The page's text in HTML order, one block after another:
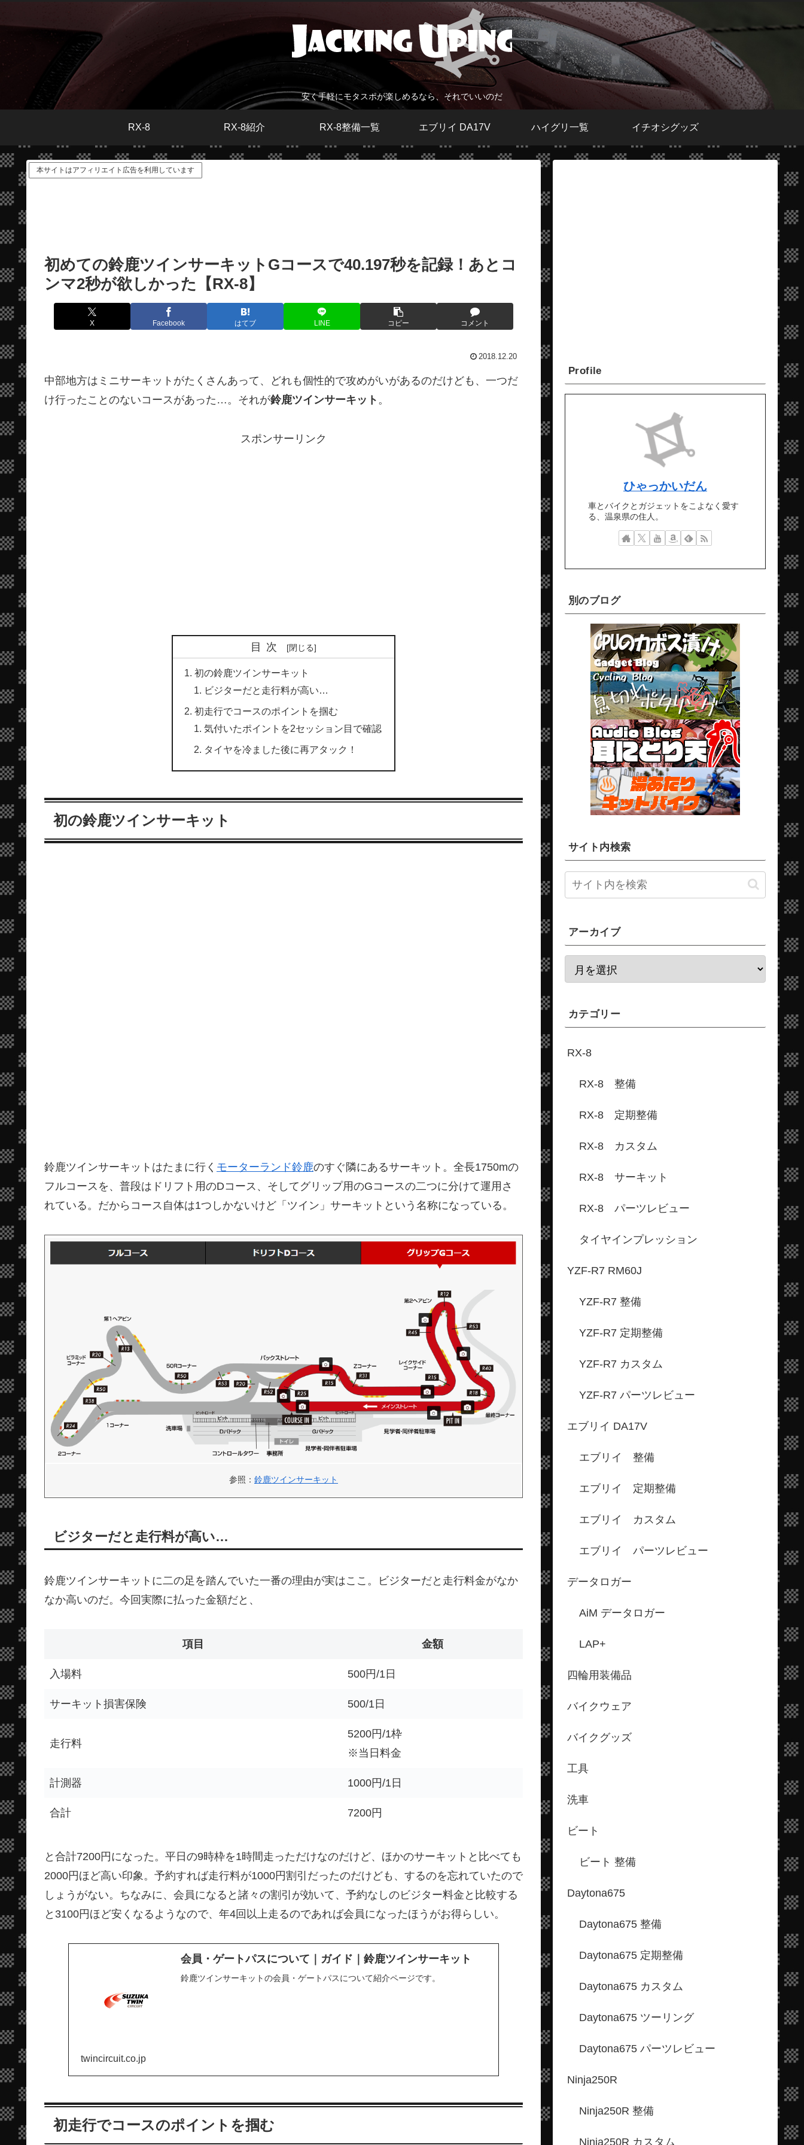
安く手軽にモタスポが楽しめるなら、それでいいのだ
RX-8 RX-8紹介 RX-8整備一覧 エブリイ DA17V ハイグリ一覧 イチオシグッズ
本サイトはアフィリエイト広告を利用しています
初めての鈴鹿ツインサーキットGコースで40.197秒を記録！あとコ
ンマ2秒が欲しかった【RX-8】
X Facebook はてブ LINE コピー コメント
2018.12.20
中部地方はミニサーキットがたくさんあって、どれも個性的で攻めがいがあるのだけども、一つだ
け行ったことのないコースがあった…。それが鈴鹿ツインサーキット 。
スポンサーリンク
目次
初の鈴鹿ツインサーキット
ビジターだと走行料が高い…
初走行でコースのポイントを掴む
気付いたポイントを2セッション目で確認
タイヤを冷ました後に再アタック！
初の鈴鹿ツインサーキット
鈴鹿ツインサーキットはたまに行く モーターランド鈴鹿のすぐ隣にあるサーキット。全長1750mの
フルコースを、普段はドリフト用のDコース、そしてグリップ用のGコースの二つに分けて運用さ
れている。だからコース自体は1つしかないけど「ツイン」サーキットという名称になっている。
参照： 鈴鹿ツインサーキット
ビジターだと走行料が高い…
鈴鹿ツインサーキットに二の足を踏んでいた一番の理由が実はここ。ビジターだと走行料金がなか
なか高いのだ。今回実際に払った金額だと、
項目 金額
入場料 500円/1日
サーキット損害保険 500/1日
走行料
5200円/1枠
※当日料金
計測器 1000円/1日
合計 7200円
と合計7200円になった。平日の9時枠を1時間走っただけなのだけど、ほかのサーキットと比べても
2000円ほど高い印象。予約すれば走行料が1000円割引だったのだけども、するのを忘れていたので
しょうがない。ちなみに、会員になると諸々の割引が効いて、予約なしのビジター料金と比較する
と3100円ほど安くなるようなので、年4回以上走るのであれば会員になったほうがお得らしい。
会員・ゲートパスについて｜ガイド｜鈴鹿ツインサーキット
鈴鹿ツインサーキットの会員・ゲートパスについて紹介ページです。
twincircuit.co.jp
初走行でコースのポイントを掴む
Profile
ひゃっかいだん
車とバイクとガジェットをこよなく愛す
る、温泉県の住人。
別のブログ
サイト内検索
アーカイブ
カテゴリー
RX-8
RX-8 整備
RX-8 定期整備
RX-8 カスタム
RX-8 サーキット
RX-8 パーツレビュー
タイヤインプレッション
YZF-R7 RM60J
YZF-R7 整備
YZF-R7 定期整備
YZF-R7 カスタム
YZF-R7 パーツレビュー
エブリイ DA17V
エブリイ 整備
エブリイ 定期整備
エブリイ カスタム
エブリイ パーツレビュー
データロガー
AiM データロガー
LAP+
四輪用装備品
バイクウェア
バイクグッズ
工具
洗車
ビート
ビート 整備
Daytona675
Daytona675 整備
Daytona675 定期整備
Daytona675 カスタム
Daytona675 ツーリング
Daytona675 パーツレビュー
Ninja250R
Ninja250R 整備
Ninja250R カスタム